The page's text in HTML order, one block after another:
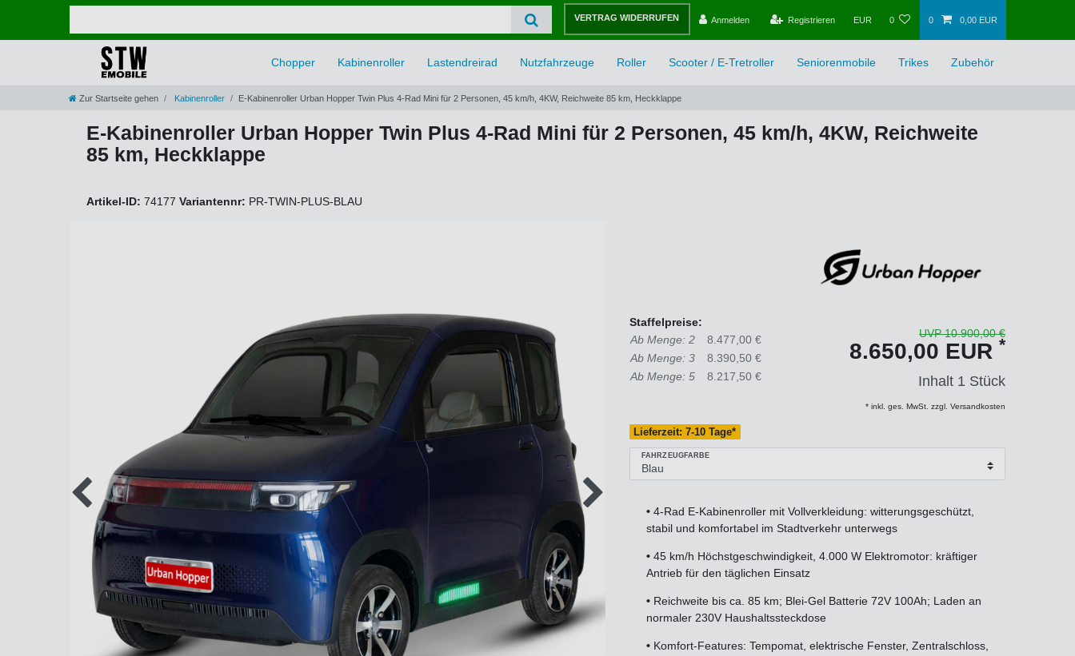
VERTRAG WIDERRUFEN Anmelden Registrieren EUR 0 0 0,00 EUR
Chopper Kabinenroller Lastendreirad Nutzfahrzeuge Roller Scooter / E-Tretroller Seniorenmobile Trikes Zubehör
Zur Startseite gehen Kabinenroller E-Kabinenroller Urban Hopper Twin Plus 4-Rad Mini für 2 Personen, 45 km/h, 4KW, Reichweite 85 km, Heckklappe
E-Kabinenroller Urban Hopper Twin Plus 4-Rad Mini für 2 Personen, 45 km/h, 4KW, Reichweite
85 km, Heckklappe
Artikel-ID: 74177 Variantennr: PR-TWIN-PLUS-BLAU
Staffelpreise:
Ab Menge: 2
8.477,00 €
Ab Menge: 3
8.390,50 €
Ab Menge: 5
8.217,50 €
UVP 10.900,00 €
8.650,00 EUR *
Inhalt 1 Stück
* inkl. ges. MwSt. zzgl. Versandkosten
Lieferzeit: 7-10 Tage*
FAHRZEUGFARBE
• 4-Rad E-Kabinenroller mit Vollverkleidung: witterungsgeschützt,
stabil und komfortabel im Stadtverkehr unterwegs
• 45 km/h Höchstgeschwindigkeit, 4.000 W Elektromotor: kräftiger
Antrieb für den täglichen Einsatz
• Reichweite bis ca. 85 km; Blei-Gel Batterie 72V 100Ah; Laden an
normaler 230V Haushaltssteckdose
• Komfort-Features: Tempomat, elektrische Fenster, Zentralschloss,